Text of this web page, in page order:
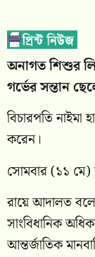
অনাগত শিশুর
গর্ভের সন্তান
বিচারপতিনাইমা
করেন।
সোমবার (১১ মে)
রায়ে আদালত
সাংবিধানিক
আন্তর্জাতিক